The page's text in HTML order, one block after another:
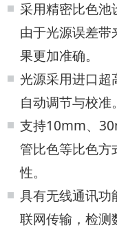
采用精密比色池
由于光源误差
果更加准确。
光源采用进口超
自动调节与校准。
支持10mm、
管比色等比色方
性。
具有无线通讯功
联网传输，检测